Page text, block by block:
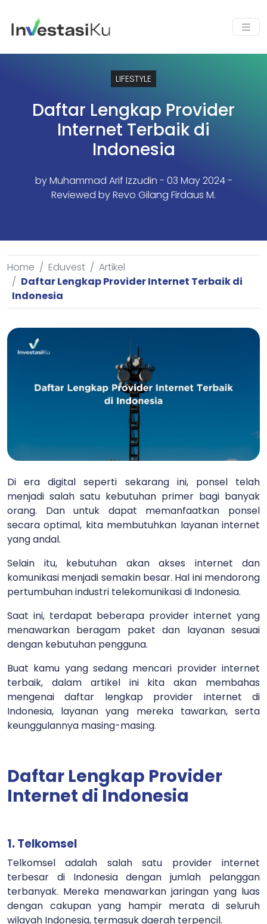
LIFESTYLE
Daftar Lengkap Provider
Internet Terbaik di
Indonesia
byMuhammad Arif Izzudin - 03 May 2024 -
Reviewed by Revo Gilang Firdaus M.
Home Eduvest
Artikel
Daftar Lengkap Provider Internet Terbaik di
Indonesia
Di era digital seperti sekarang ini, ponsel telah
menjadi salah satu kebutuhan primer bagi banyak
orang. Dan untuk dapat memanfaatkan ponsel
secara optimal, kita membutuhkan layanan internet
yang andal.
Selain itu, kebutuhan akan akses internet dan
komunikasi menjadi semakin besar. Hal ini mendorong
pertumbuhan industri telekomunikasi di Indonesia.
Saat ini, terdapat beberapa provider internet yang
menawarkan beragam paket dan layanan sesuai
dengan kebutuhan pengguna.
Buat kamu yang sedang mencari provider internet
terbaik, dalam artikel ini kita akan membahas
mengenai daftar lengkap provider internet di
Indonesia, layanan yang mereka tawarkan, serta
keunggulannya masing-masing.
Daftar Lengkap Provider
Internet di Indonesia
1. Telkomsel
Telkomsel adalah salah satu provider internet
terbesar di Indonesia dengan jumlah pelanggan
terbanyak. Mereka menawarkan jaringan yang luas
dengan cakupan yang hampir merata di seluruh
wilayah Indonesia, termasuk daerah terpencil.